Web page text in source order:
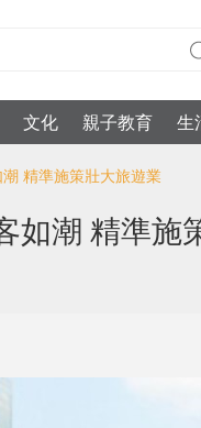
文化 親子教育 生
精準施策壯大旅遊業
如潮 精準施